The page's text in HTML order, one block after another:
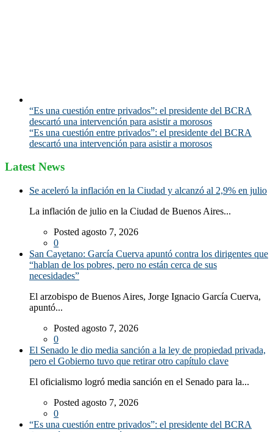
“Es una cuestión entre privados”: el presidente del BCRA
descartó una intervención para asistir a morosos
“Es una cuestión entre privados”: el presidente del BCRA
descartó una intervención para asistir a morosos
Latest News
Se aceleró la inflación en la Ciudad y alcanzó al 2,9% en julio
La inflación de julio en la Ciudad de Buenos Aires...
Posted agosto 7, 2026
0
San Cayetano: García Cuerva apuntó contra los dirigentes que
“hablan de los pobres, pero no están cerca de sus
necesidades”
El arzobispo de Buenos Aires, Jorge Ignacio García Cuerva,
apuntó...
Posted agosto 7, 2026
0
El Senado le dio media sanción a la ley de propiedad privada,
pero el Gobierno tuvo que retirar otro capítulo clave
El oficialismo logró media sanción en el Senado para la...
Posted agosto 7, 2026
0
“Es una cuestión entre privados”: el presidente del BCRA